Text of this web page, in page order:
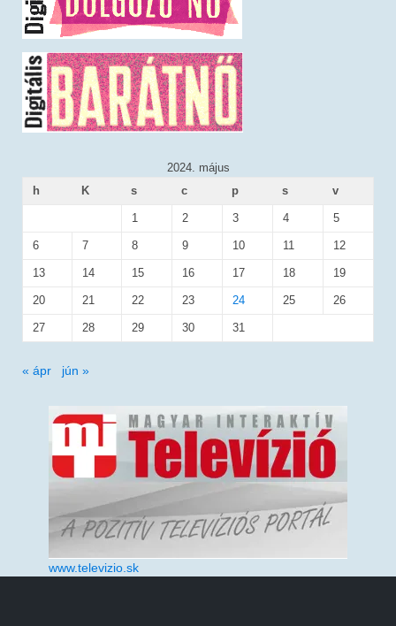
2024. május
h
K s c p s v
1 2 3 4 5
6 7 8 9 10 11 12
13 14 15 16 17 18 19
20 21 22 23 24 25 26
27 28 29 30 31
« ápr jún »
www.televizio.sk